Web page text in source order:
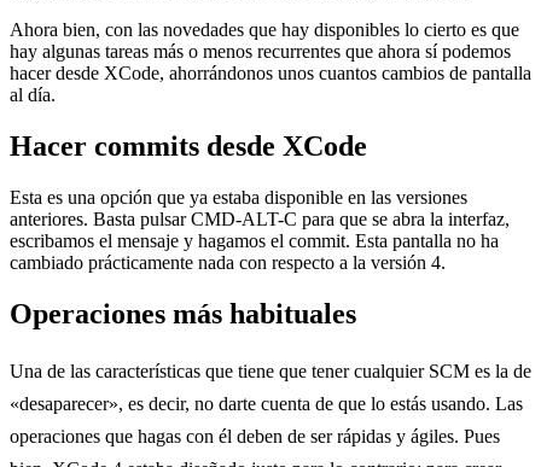
Ahora bien, con las novedades que hay disponibles lo cierto es que
hay algunas tareas más o menos recurrentes que ahora sí podemos
hacer desde XCode, ahorrándonos unos cuantos cambios de pantalla
al día.
Hacer commits desde XCode
Esta es una opción que ya estaba disponible en las versiones
anteriores. Basta pulsar CMD-ALT-C para que se abra la interfaz,
escribamos el mensaje y hagamos el commit. Esta pantalla no ha
cambiado prácticamente nada con respecto a la versión 4.
Operaciones más habituales
Una de las características que tiene que tener cualquier SCM es la de
«desaparecer», es decir, no darte cuenta de que lo estás usando. Las
operaciones que hagas con él deben de ser rápidas y ágiles. Pues